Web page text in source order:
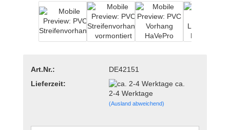
Art.Nr.:
DE42151
Lieferzeit:
ca.
2-4 Werktage
(Ausland abweichend)